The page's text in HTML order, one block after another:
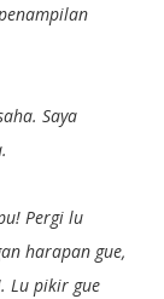
Saya
Pergi lu
harapan gue,
Lu pikir gue